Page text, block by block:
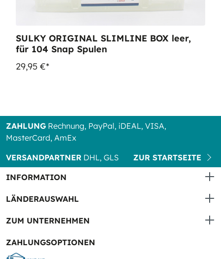
SULKY ORIGINAL SLIMLINE BOX leer,
für 104 Snap Spulen
29,95 €*
ZAHLUNG Rechnung, PayPal, iDEAL, VISA,
MasterCard, AmEx
VERSANDPARTNER DHL, GLS
ZUR STARTSEITE
INFORMATION
LÄNDERAUSWAHL
ZUM UNTERNEHMEN
ZAHLUNGSOPTIONEN